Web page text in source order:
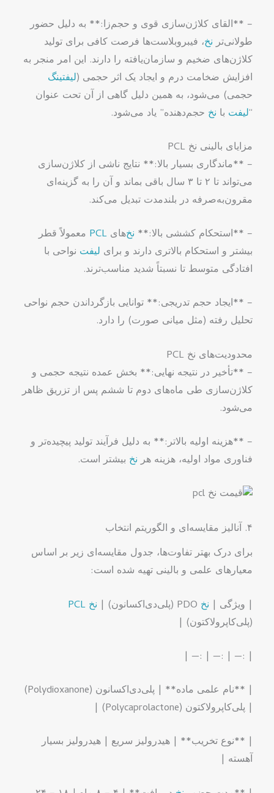
– **القای کلاژن‌سازی قوی و حجم‌زا:** به دلیل حضور
طولانی‌ترنخ، فیبروبلاست‌ها فرصت کافی برای تولید
کلاژن‌های ضخیم و سازمان‌یافته را دارند. این امر منجر به
افزایش ضخامت درم و ایجاد یک اثر حجمی (لیفتینگ
حجمی) می‌شود، به همین دلیل گاهی از آن تحت عنوان
“لیفت با نخ حجم‌دهنده” یاد می‌شود.
مزایای بالینی نخ PCL
– **ماندگاری بسیار بالا:** نتایج ناشی از کلاژن‌سازی
می‌تواند تا ۲ تا ۳ سال باقی بماند و آن را به گزینه‌ای
مقرون‌به‌صرفه در بلندمدت تبدیل می‌کند.
– **استحکام کششی بالا:** نخ‌هایPCL معمولاً قطر
بیشتر و استحکام بالاتری دارند و برای لیفت نواحی با
افتادگی متوسط تا نسبتاً شدید مناسب‌ترند.
– **ایجاد حجم تدریجی:** توانایی بازگرداندن حجم نواحی
تحلیل رفته (مثل میانی صورت) را دارد.
محدودیت‌های نخ PCL
– **تأخیر در نتیجه نهایی:** بخش عمده نتیجه حجمی و
کلاژن‌سازی طی ماه‌های دوم تا ششم پس از تزریق ظاهر
می‌شود.
– **هزینه اولیه بالاتر:** به دلیل فرآیند تولید پیچیده‌تر و
فناوری مواد اولیه، هزینه هرنخ بیشتر است.
۴. آنالیز مقایسه‌ای و الگوریتم انتخاب
برای درک بهتر تفاوت‌ها، جدول مقایسه‌ای زیر بر اساس
معیارهای علمی و بالینی تهیه شده است:
| ویژگی | نخ نخ PCL
(پلی‌کاپرولاکتون) |
| :— | :— | :— |
| **نام علمی ماده** | پلی‌دی‌اکسانون (Polydioxanone)
| پلی‌کاپرولاکتون (Polycaprolactone) |
| **نوع تخریب** | هیدرولیز سریع | هیدرولیز بسیار
آهسته |